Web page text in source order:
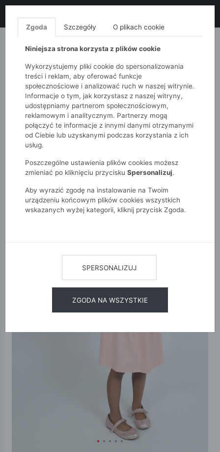
MONNARI QUIOSQUE
51015kids
Dziewczynki 2-7 lat
Sukienka dziewczęca z falbaną
Zgoda Szczegóły O plikach cookie
Niniejsza strona korzysta z plików cookie
Wykorzystujemy pliki cookie do spersonalizowania
treści i reklam, aby oferować funkcje
społecznościowe i analizować ruch w naszej witrynie.
Informacje o tym, jak korzystasz z naszej witryny,
udostępniamy partnerom społecznościowym,
reklamowym i analitycznym. Partnerzy mogą
połączyć te informacje z innymi danymi otrzymanymi
od Ciebie lub uzyskanymi podczas korzystania z ich
usług.
Poszczególne ustawienia plików cookies możesz
zmieniać po kliknięciu przycisku Spersonalizuj.
Aby wyrazić zgodę na instalowanie na Twoim
urządzeniu końcowym plików cookies wszystkich
wskazanych wyżej kategorii, kliknij przycisk Zgoda.
SPERSONALIZUJ
ZGODA NA WSZYSTKIE